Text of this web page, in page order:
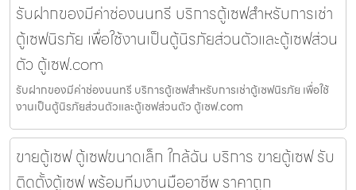
รับฝากของมีค่าช่องนนทรี บริการตู้เซฟสำหรับการเช่า
ตู้เซฟนิรภัย เพื่อใช้งานเป็นตู้นิรภัยส่วนตัวและตู้เซฟส่วน
ตัว ตู้เซฟ.com
รับฝากของมีค่าช่องนนทรี บริการตู้เซฟสำหรับการเช่าตู้เซฟนิรภัย เพื่อใช้
งานเป็นตู้นิรภัยส่วนตัวและตู้เซฟส่วนตัว ตู้เซฟ.com
ขายตู้เซฟ ตู้เซฟขนาดเล็ก ใกล้ฉัน บริการ ขายตู้เซฟ รับ
ติดตั้งตู้เซฟ พร้อมทีมงานมืออาชีพ ราคาถูก